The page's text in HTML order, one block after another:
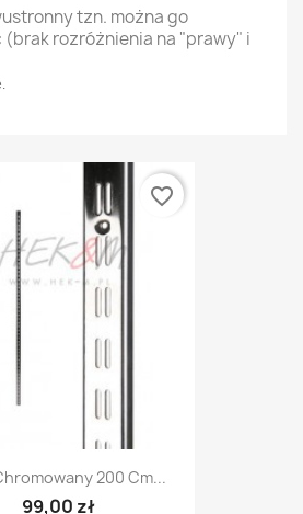
tzn. można go
rozróżnienia na "prawy" i
200 Cm...
99,00 zł
favorite_border